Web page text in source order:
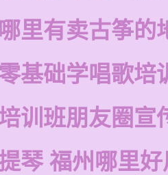
里有卖古筝的
基础学唱歌培
训班朋友圈宣
琴 福州哪里